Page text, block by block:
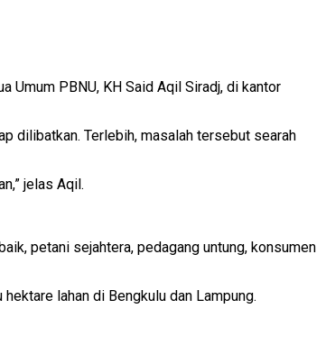
Umum PBNU, KH Said Aqil Siradj, di kantor
dilibatkan. Terlebih, masalah tersebut searah
jelas Aqil.
petani sejahtera, pedagang untung, konsumen
lahan di Bengkulu dan Lampung.